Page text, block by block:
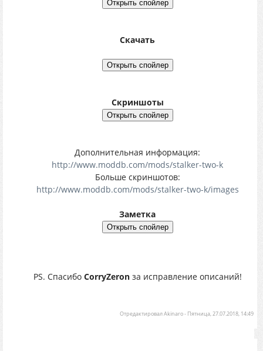
Скачать
Скриншоты
Дополнительная информация:
http://www.moddb.com/mods/stalker-two-k
Больше скриншотов:
http://www.moddb.com/mods/stalker-two-k/images
Заметка
PS. Спасибо CorryZeronза исправление описаний!
ОтредактировалAkinaro- Пятница, 27.07.2018, 14:49